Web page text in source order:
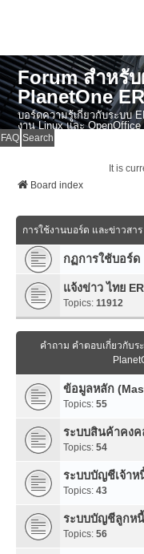
Forum สำหรั
PlanetOne
บอร์ดความรู้เกี่ยวกับระบบ
งาน Linux และ
FAQ Search
It is
Board index
การใช้งานบอร์ด และข่าวสา
กฏการใช้บอร์ด
แจ้งข่าว ไทย
Topics: 11912
คำถาม คำตอบเกี่ยวกับร
ข้อมูลหลัก
Topics: 55
ระบบสินค้าคงค
Topics: 54
ระบบบัญชีเจ้าห
Topics: 43
ระบบบัญชีลูกห
Topics: 56